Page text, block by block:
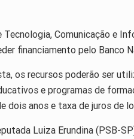
Tecnologia, Comunicação e
financiamento pelo Banco
os recursos poderão ser
e programas de
dois anos e taxa de juros de
Luiza Erundina (PSB-